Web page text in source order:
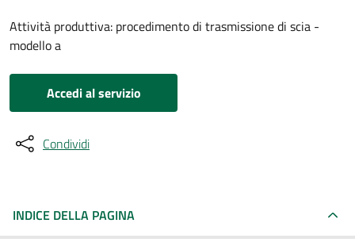
Attività produttiva: procedimento di trasmissione di scia -
modello a
Accedi al servizio
Condividi
INDICE DELLA PAGINA